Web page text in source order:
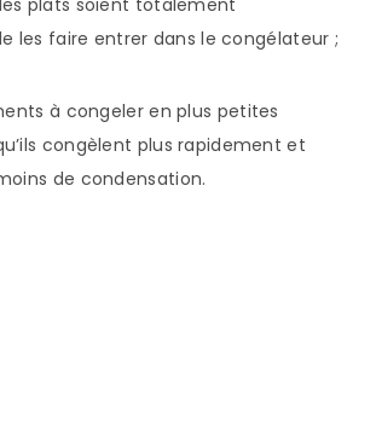
les faire entrer dans le congélateur ;
à congeler en plus petites
congèlent plus rapidement et
de condensation.